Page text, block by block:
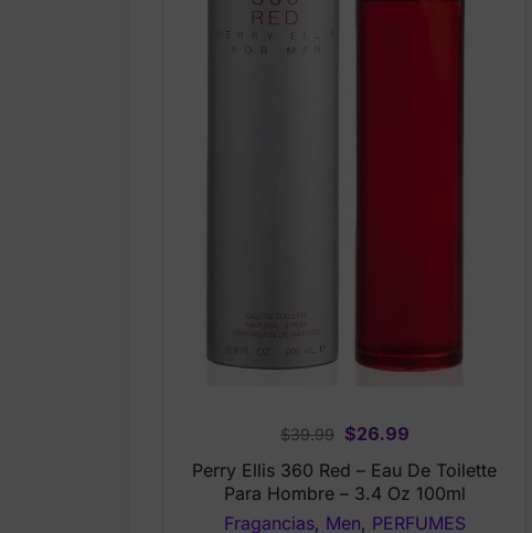
$39.99
Original
price
was:
$39.99.
$26.99Current
price
is:
$26.99.
Perry Ellis 360 Red – Eau De Toilette
Para Hombre – 3.4 Oz 100ml
Fragancias, Men, PERFUMES